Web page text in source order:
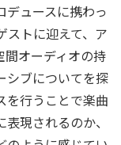
デュースに携わっ
トに迎えて、ア
オーディオの持
シブについてを探
を行うことで楽曲
現されるのか、